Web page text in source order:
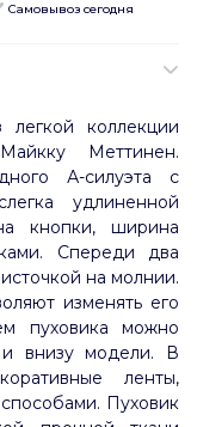
Самовывоз сегодня
коллекции
Меттинен.
А-силуэта с
удлиненной
кнопки, ширина
Спереди два
на молнии.
изменять его
пуховика можно
и внизу модели. В
ленты,
Пуховик